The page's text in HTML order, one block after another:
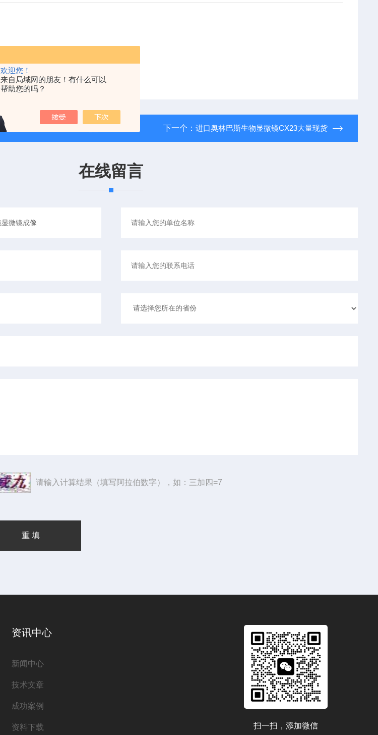
欢迎您！
来自局域网的朋友！有什么可以
帮助您的吗？
保证 上门安装 全国供应 下一个： 进口奥林巴斯生物显微镜CX23大量现货
在线留言
请输入计算结果（填写阿拉伯数字），如：三加四=7
资讯中心
新闻中心
技术文章
成功案例
资料下载 扫一扫，添加微信